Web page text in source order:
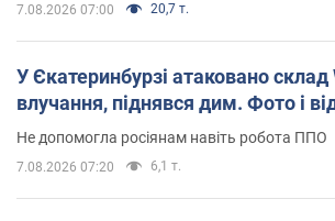
7.08.2026 07:00 20,7 т.
У Єкатеринбурзі атаковано
влучання, піднявся дим. Фото і
Не допомогла росіянам навіть робота ППО
7.08.2026 07:20 6,1 т.